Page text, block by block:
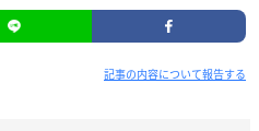
記事の内容について報告する